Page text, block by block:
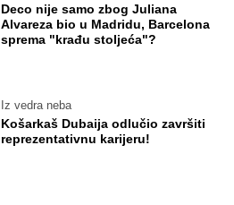
Deco nije samo zbog Juliana
Alvareza bio u Madridu, Barcelona
sprema "krađu stoljeća"?
Iz vedra neba
Košarkaš Dubaija odlučio završiti
reprezentativnu karijeru!